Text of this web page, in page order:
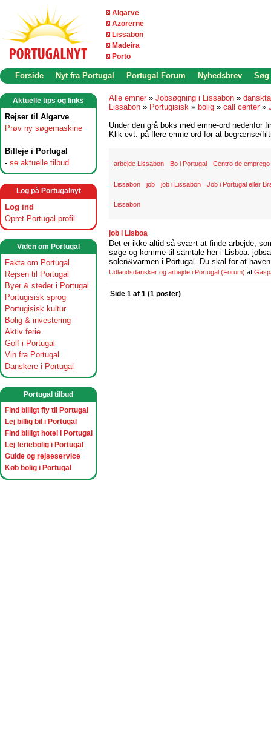
Algarve
Azorerne
Lissabon
Madeira
Porto
Forside Nyt fra Portugal Portugal Forum Nyhedsbrev Søg
Aktuelle tips og links
Rejser til Algarve
Prøv ny søgemaskine
Billeje i Portugal
- se aktuelle tilbud
Log på Portugalnyt
Log ind
Opret Portugal-profil
Viden om Portugal
Fakta om Portugal
Rejsen til Portugal
Byer & steder i Portugal
Portugisisk sprog
Portugisisk kultur
Bolig & investering
Aktiv ferie
Golf i Portugal
Vin fra Portugal
Danskere i Portugal
Portugal tilbud
Find billigt fly til Portugal
Lej billig bil i Portugal
Find billigt hotel i Portugal
Lej feriebolig i Portugal
Guide og rejseservice
Køb bolig i Portugal
Alle emner » Jobsøgning i Lissabon »
Lissabon » Portugisisk » bolig » call center »
Under den grå boks med emne-ord nedenfor
Klik evt. på flere emne-ord for at begrænse/
arbejde Lissabon Bo i Portugal Centro de emprego
Lissabon job job i Lissabon Job i Portugal eller
Lissabon
job i Lisboa
Det er ikke altid så svært at finde arbejde,
søge og komme til samtale her i Lisboa.
solen&varmen i Portugal. Du skal for at
Udlandsdansker og arbejde i Portugal (Forum) af
Side 1 af 1 (1 poster)